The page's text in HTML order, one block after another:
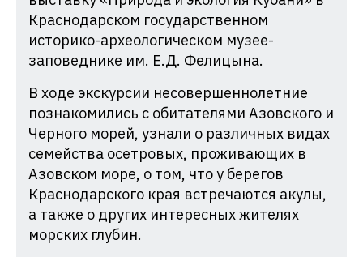
Краснодарском государственном
историко-археологическом музее-
заповеднике им. Е.Д. Фелицына.
В ходе экскурсии несовершеннолетние
познакомились с обитателями Азовского и
Черного морей, узнали о различных видах
семейства осетровых, проживающих в
Азовском море, о том, что у берегов
Краснодарского края встречаются акулы,
а также о других интересных жителях
морских глубин.